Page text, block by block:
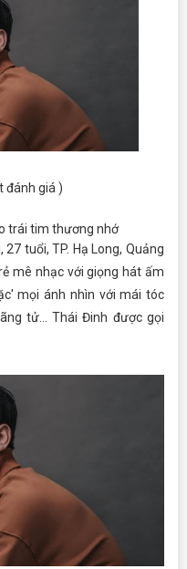
đánh giá )
trái tim thương nhớ
tuổi, TP. Hạ Long, Quảng
mê nhạc với giọng hát ấm
mọi ánh nhìn với mái tóc
tử... Thái Đinh được gọi